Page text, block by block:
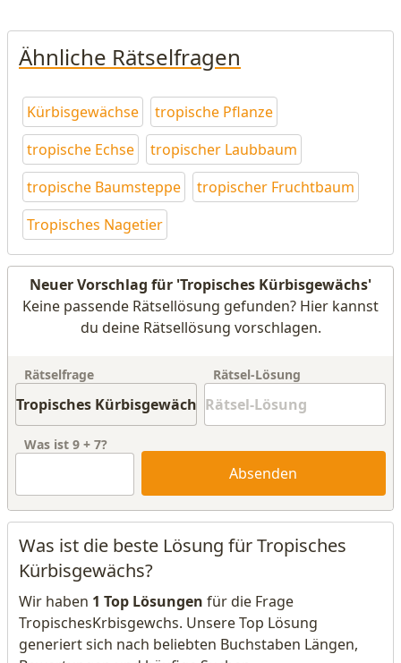
Ähnliche Rätselfragen
Kürbisgewächse
tropische Pflanze
tropische Echse
tropischer Laubbaum
tropische Baumsteppe
tropischer Fruchtbaum
Tropisches Nagetier
Neuer Vorschlag für 'Tropisches Kürbisgewächs'
Keine passende Rätsellösung gefunden? Hier kannst
du deine Rätsellösung vorschlagen.
Rätselfrage Rätsel-Lösung
Was ist 9 + 7?
Absenden
Was ist die beste Lösung für Tropisches
Kürbisgewächs?
Wir haben 1 Top Lösungen für die Frage
TropischesKrbisgewchs. Unsere Top Lösung
generiert sich nach beliebten Buchstaben Längen,